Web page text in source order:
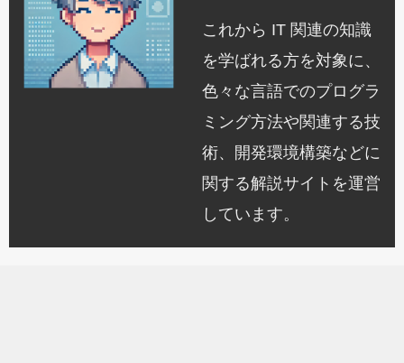
これから IT 関連の知識
を学ばれる方を対象に、
色々な言語でのプログラ
ミング方法や関連する技
術、開発環境構築などに
関する解説サイトを運営
しています。